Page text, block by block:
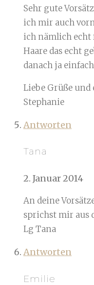
Sehr gute
ich mir auch
ich nämlich echt
Haare das echt
danach ja
Liebe Grüße und
Stephanie
Antworten
Tana
2. Januar 2014
An deine
sprichst mir aus
Lg Tana
Antworten
Emilie